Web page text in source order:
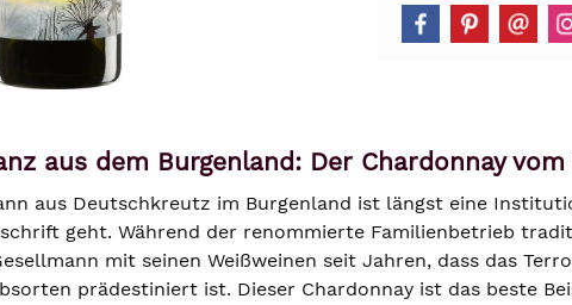
aus dem Burgenland: Der Chardonnay
aus Deutschkreutz im Burgenland ist längst eine
geht. Während der renommierte Familienbetrieb
mit seinen Weißweinen seit Jahren, dass das
prädestiniert ist. Dieser Chardonnay ist das beste